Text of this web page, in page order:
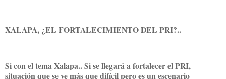
XALAPA, ¿EL FORTALECIMIENTO DEL PRI?..
Si con el tema Xalapa.. Si se llegará a fortalecer el PRI,
situación que se ve más que difícil pero es un escenario